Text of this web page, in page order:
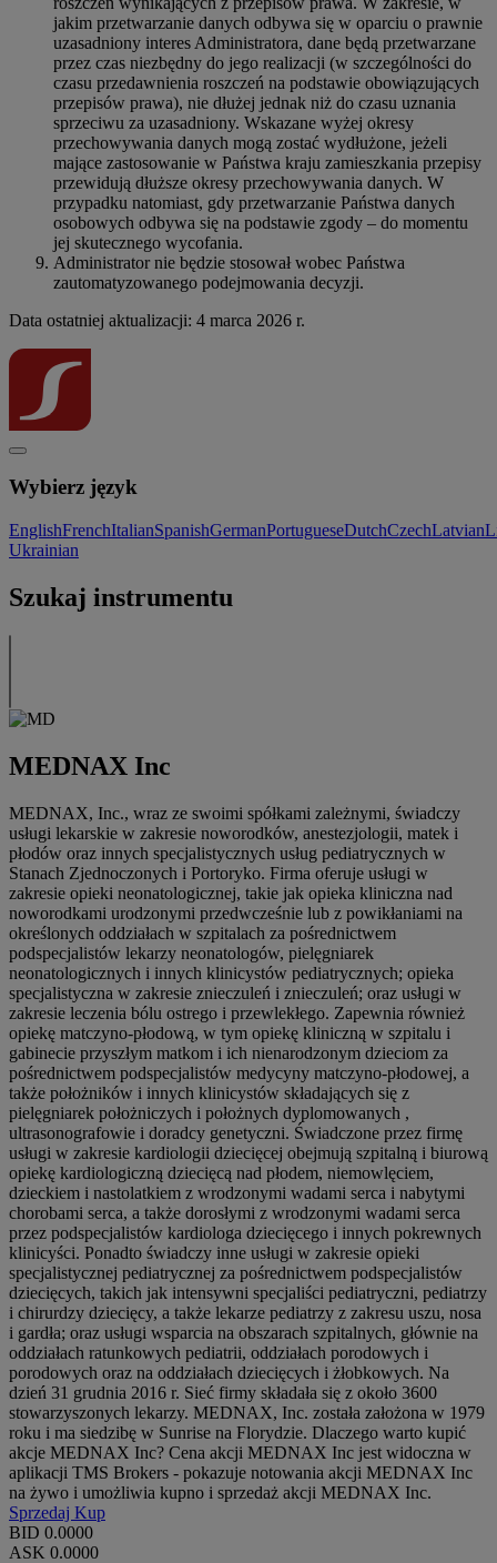
jakim przetwarzanie danych odbywa się w oparciu o prawnie
uzasadniony interes Administratora, dane będą przetwarzane
przez czas niezbędny do jego realizacji (w szczególności do
czasu przedawnienia roszczeń na podstawie obowiązujących
przepisów prawa), nie dłużej jednak niż do czasu uznania
sprzeciwu za uzasadniony. Wskazane wyżej okresy
przechowywania danych mogą zostać wydłużone, jeżeli
mające zastosowanie w Państwa kraju zamieszkania przepisy
przewidują dłuższe okresy przechowywania danych. W
przypadku natomiast, gdy przetwarzanie Państwa danych
osobowych odbywa się na podstawie zgody – do momentu
jej skutecznego wycofania.
Administrator nie będzie stosował wobec Państwa
zautomatyzowanego podejmowania decyzji.
Data ostatniej aktualizacji: 4 marca 2026 r.
Wybierz język
EnglishFrenchItalianSpanishGermanPortugueseDutchCzechLatvian
Ukrainian
Szukaj instrumentu
MEDNAX Inc
MEDNAX, Inc., wraz ze swoimi spółkami zależnymi, świadczy
usługi lekarskie w zakresie noworodków, anestezjologii, matek i
płodów oraz innych specjalistycznych usług pediatrycznych w
Stanach Zjednoczonych i Portoryko. Firma oferuje usługi w
zakresie opieki neonatologicznej, takie jak opieka kliniczna nad
noworodkami urodzonymi przedwcześnie lub z powikłaniami na
określonych oddziałach w szpitalach za pośrednictwem
podspecjalistów lekarzy neonatologów, pielęgniarek
neonatologicznych i innych klinicystów pediatrycznych; opieka
specjalistyczna w zakresie znieczuleń i znieczuleń; oraz usługi w
zakresie leczenia bólu ostrego i przewlekłego. Zapewnia również
opiekę matczyno-płodową, w tym opiekę kliniczną w szpitalu i
gabinecie przyszłym matkom i ich nienarodzonym dzieciom za
pośrednictwem podspecjalistów medycyny matczyno-płodowej, a
także położników i innych klinicystów składających się z
pielęgniarek położniczych i położnych dyplomowanych ,
ultrasonografowie i doradcy genetyczni. Świadczone przez firmę
usługi w zakresie kardiologii dziecięcej obejmują szpitalną i biurową
opiekę kardiologiczną dziecięcą nad płodem, niemowlęciem,
dzieckiem i nastolatkiem z wrodzonymi wadami serca i nabytymi
chorobami serca, a także dorosłymi z wrodzonymi wadami serca
przez podspecjalistów kardiologa dziecięcego i innych pokrewnych
klinicyści. Ponadto świadczy inne usługi w zakresie opieki
specjalistycznej pediatrycznej za pośrednictwem podspecjalistów
dziecięcych, takich jak intensywni specjaliści pediatryczni, pediatrzy
i chirurdzy dziecięcy, a także lekarze pediatrzy z zakresu uszu, nosa
i gardła; oraz usługi wsparcia na obszarach szpitalnych, głównie na
oddziałach ratunkowych pediatrii, oddziałach porodowych i
porodowych oraz na oddziałach dziecięcych i żłobkowych. Na
dzień 31 grudnia 2016 r. Sieć firmy składała się z około 3600
stowarzyszonych lekarzy. MEDNAX, Inc. została założona w 1979
roku i ma siedzibę w Sunrise na Florydzie. Dlaczego warto kupić
akcje MEDNAX Inc? Cena akcji MEDNAX Inc jest widoczna w
aplikacji TMS Brokers - pokazuje notowania akcji MEDNAX Inc
na żywo i umożliwia kupno i sprzedaż akcji MEDNAX Inc.
Sprzedaj Kup
BID 0.0000
ASK 0.0000